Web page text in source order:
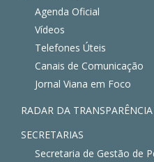
Agenda Oficial
Vídeos
Telefones Úteis
Canais de Comunicação
Jornal Viana em Foco
RADAR DA
SECRETARIAS
Secretaria de Gestão de